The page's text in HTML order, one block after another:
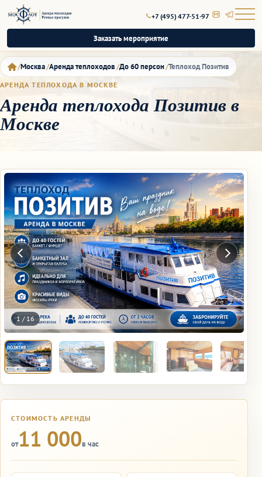
+7 (495) 477-51-97
Заказать мероприятие
Москва Аренда теплоходов До 60 персон Теплоход Позитив
АРЕНДА ТЕПЛОХОДА В МОСКВЕ
Аренда теплохода Позитив в
Москве
1 / 16
СТОИМОСТЬ АРЕНДЫ
от11 000в час